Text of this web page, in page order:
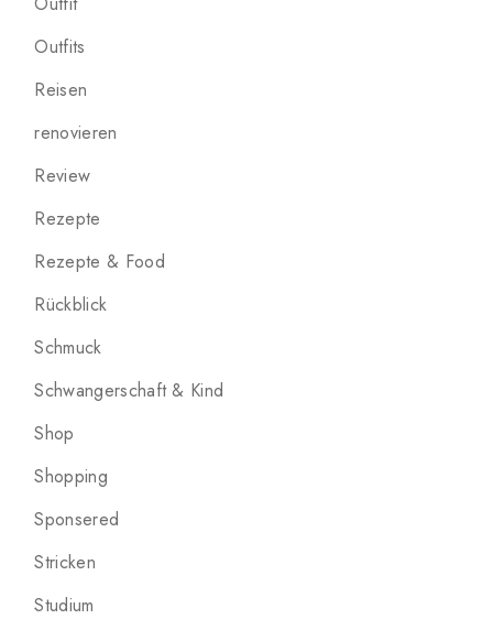
Outfits
Reisen
renovieren
Review
Rezepte
Rezepte & Food
Rückblick
Schmuck
Schwangerschaft & Kind
Shop
Shopping
Sponsered
Stricken
Studium